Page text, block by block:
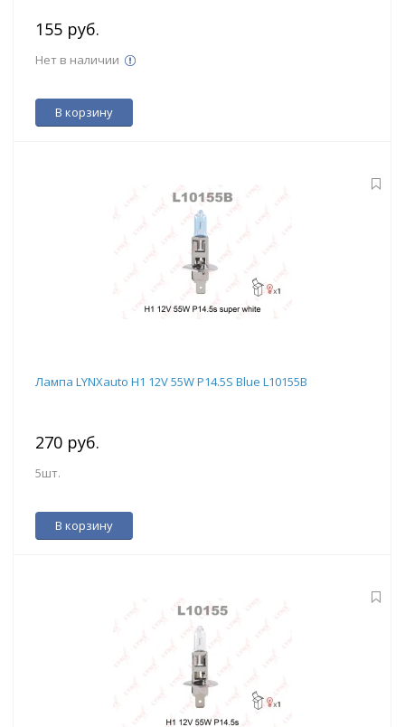
155 руб.
Нет в наличии
В корзину
Лампа LYNXauto H1 12V 55W P14.5S Blue L10155B
270 руб.
5шт.
В корзину